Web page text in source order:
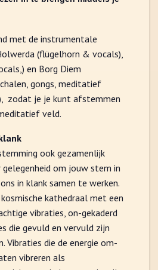
met de instrumentale
(flügelhorn & vocals),
en Borg Diem
gongs, meditatief
zodat je je kunt afstemmen
veld.
ook gezamenlijk
gelegenheid om jouw stem in
in klank samen te werken.
kathedraal met een
vibraties, on-gekaderd
die gevuld en vervuld zijn
Vibraties die de energie om-
vibreren als